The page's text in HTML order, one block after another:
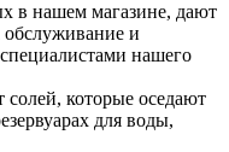
в нашем магазине, дают
обслуживание и
нашего
солей, которые оседают
для воды,